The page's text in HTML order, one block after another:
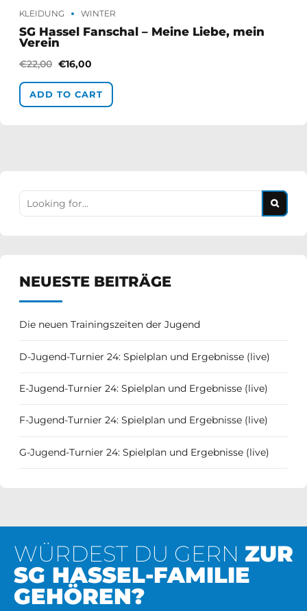
KLEIDUNG WINTER
SG Hassel Fanschal – Meine Liebe, mein
Verein
€22,00 €16,00
ADD TO CART
NEUESTE BEITRÄGE
Die neuen Trainingszeiten der Jugend
D-Jugend-Turnier 24: Spielplan und Ergebnisse (live)
E-Jugend-Turnier 24: Spielplan und Ergebnisse (live)
F-Jugend-Turnier 24: Spielplan und Ergebnisse (live)
G-Jugend-Turnier 24: Spielplan und Ergebnisse (live)
WÜRDEST DU GERN ZUR
SG HASSEL-FAMILIE
GEHÖREN?